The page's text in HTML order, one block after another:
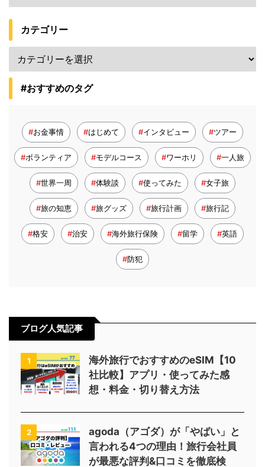
カテゴリー
#おすすめのタグ
お金事情 はじめて インタビュー ツアー
ボランティア モデルコース ワーホリ 一人旅
世界一周 体験談 使ってみた 女子旅
旅の知恵 旅グッズ 旅行計画 旅行記
格安 治安 海外旅行保険 留学 英語
防犯
ブログ人気記事
1
海外旅行でおすすめのeSIM【10
社比較】アプリ・使ってみた感
想・料金・切り替え方法
2
agoda（アゴダ）が「やばい」と
言われる4つの理由！旅行会社員
が最悪な評判&口コミを徹底検